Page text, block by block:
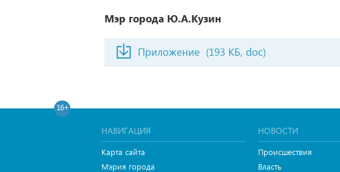
Мэр города Ю.А.Кузин
Приложение (193 КБ, doc)
16+
НАВИГАЦИЯ
Карта сайта
Мэрия города
НОВОСТИ
Происшествия
Власть